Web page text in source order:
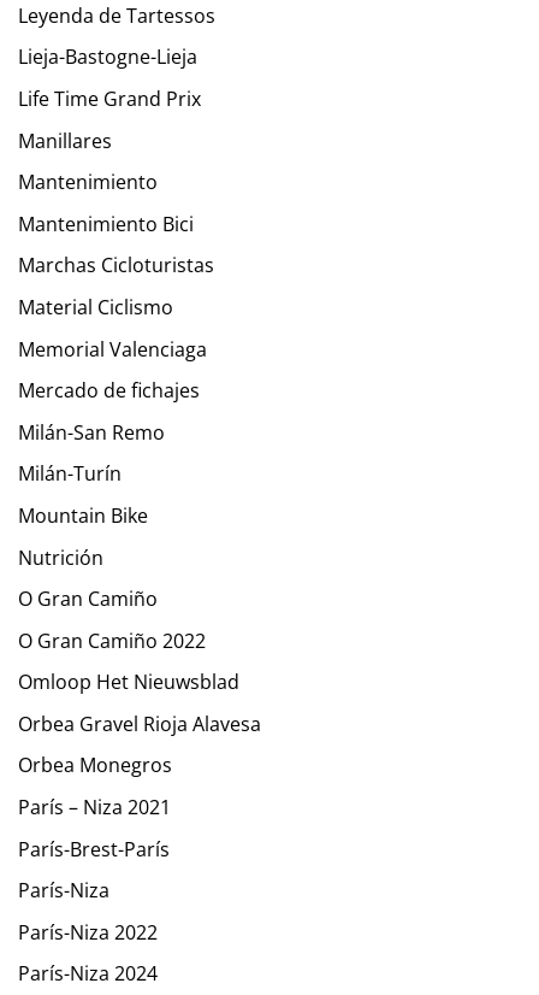
Leyenda de Tartessos
Lieja-Bastogne-Lieja
Life Time Grand Prix
Manillares
Mantenimiento
Mantenimiento Bici
Marchas Cicloturistas
Material Ciclismo
Memorial Valenciaga
Mercado de fichajes
Milán-San Remo
Milán-Turín
Mountain Bike
Nutrición
O Gran Camiño
O Gran Camiño 2022
Omloop Het Nieuwsblad
Orbea Gravel Rioja Alavesa
Orbea Monegros
París – Niza 2021
París-Brest-París
París-Niza
París-Niza 2022
París-Niza 2024